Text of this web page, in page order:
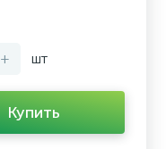
+ шт
Купить